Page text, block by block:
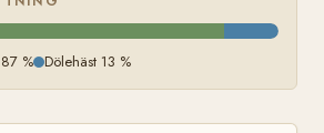
% Dölehäst 13 %